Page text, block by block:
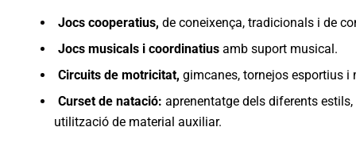
Jocs cooperatius, de coneixença, tradicionals i de
Jocs musicals i coordinatius amb suport musical.
Circuits de motricitat, gimcanes, tornejos esportius i
Curset de natació: aprenentatge dels diferents
utilització de material auxiliar.